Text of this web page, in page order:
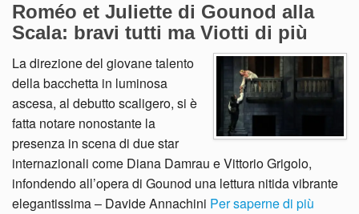
Roméo et Juliette di Gounod alla
Scala: bravi tutti ma Viotti di più
La direzione del giovane talento
della bacchetta in luminosa
ascesa, al debutto scaligero, si è
fatta notare nonostante la
presenza in scena di due star
internazionali come Diana Damrau e Vittorio Grigolo,
infondendo all’opera di Gounod una lettura nitida vibrante
elegantissima – Davide Annachini Per saperne di più